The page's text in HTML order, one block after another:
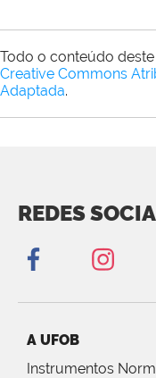
Todo o conteúdo
Creative Commons
Adaptada.
REDES
A UFOB
Instrumentos